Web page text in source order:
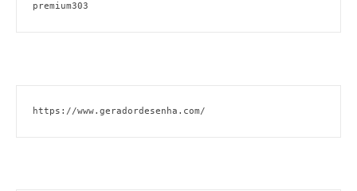
premium303
https://www.geradordesenha.com/